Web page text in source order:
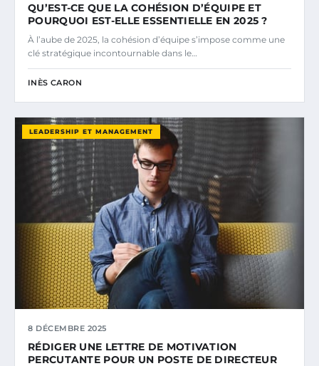
QU’EST-CE QUE LA COHÉSION D’ÉQUIPE ET
POURQUOI EST-ELLE ESSENTIELLE EN 2025 ?
À l’aube de 2025, la cohésion d’équipe s’impose comme une
clé stratégique incontournable dans le…
INÈS CARON
LEADERSHIP ET MANAGEMENT
8 DÉCEMBRE 2025
RÉDIGER UNE LETTRE DE MOTIVATION
PERCUTANTE POUR UN POSTE DE DIRECTEUR